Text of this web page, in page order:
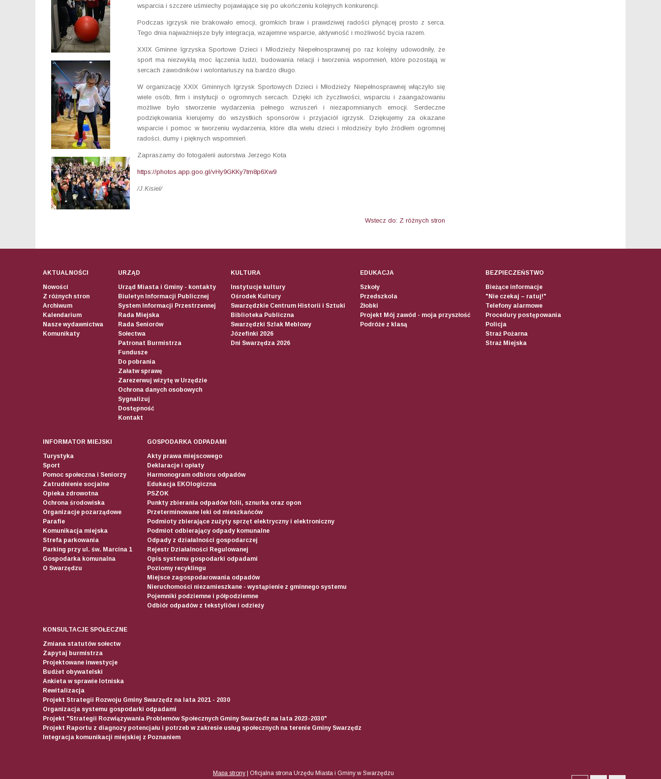
wsparcia i szczere uśmiechy pojawiające się po ukończeniu kolejnych konkurencji.
Podczas igrzysk nie brakowało emocji, gromkich braw i prawdziwej radości płynącej prosto z serca.
Tego dnia najważniejsze były integracja, wzajemne wsparcie, aktywność i możliwość bycia razem.
XXIX Gminne Igrzyska Sportowe Dzieci i Młodzieży Niepełnosprawnej po raz kolejny udowodniły, że
sport ma niezwykłą moc łączenia ludzi, budowania relacji i tworzenia wspomnień, które pozostają w
sercach zawodników i wolontariuszy na bardzo długo.
W organizację XXIX Gminnych Igrzysk Sportowych Dzieci i Młodzieży Niepełnosprawnej włączyło się
wiele osób, firm i instytucji o ogromnych sercach. Dzięki ich życzliwości, wsparciu i zaangażowaniu
możliwe było stworzenie wydarzenia pełnego wzruszeń i niezapomnianych emocji. Serdeczne
podziękowania kierujemy do wszystkich sponsorów i przyjaciół igrzysk. Dziękujemy za okazane
wsparcie i pomoc w tworzeniu wydarzenia, które dla wielu dzieci i młodzieży było źródłem ogromnej
radości, dumy i pięknych wspomnień.
Zapraszamy do fotogalerii autorstwa Jerzego Kota
https://photos.app.goo.gl/vHy9GKKy7tm8p6Xw9
/J.Kisiel/
Wstecz do: Z różnych stron
AKTUALNOŚCI
Nowości
Z różnych stron
Archiwum
Kalendarium
Nasze wydawnictwa
Komunikaty
URZĄD
Urząd Miasta i Gminy - kontakty
Biuletyn Informacji Publicznej
System Informacji Przestrzennej
Rada Miejska
Rada Seniorów
Sołectwa
Patronat Burmistrza
Fundusze
Do pobrania
Załatw sprawę
Zarezerwuj wizytę w Urzędzie
Ochrona danych osobowych
Sygnalizuj
Dostępność
Kontakt
KULTURA
Instytucje kultury
Ośrodek Kultury
Swarzędzkie Centrum Historii i Sztuki
Biblioteka Publiczna
Swarzędzki Szlak Meblowy
Józefinki 2026
Dni Swarzędza 2026
EDUKACJA
Szkoły
Przedszkola
Żłobki
Projekt Mój zawód - moja przyszłość
Podróże z klasą
BEZPIECZEŃSTWO
Bieżące informacje
"Nie czekaj – ratuj!"
Telefony alarmowe
Procedury postępowania
Policja
Straż Pożarna
Straż Miejska
INFORMATOR MIEJSKI
Turystyka
Sport
Pomoc społeczna i Seniorzy
Zatrudnienie socjalne
Opieka zdrowotna
Ochrona środowiska
Organizacje pozarządowe
Parafie
Komunikacja miejska
Strefa parkowania
Parking przy ul. św. Marcina 1
Gospodarka komunalna
O Swarzędzu
GOSPODARKA ODPADAMI
Akty prawa miejscowego
Deklaracje i opłaty
Harmonogram odbioru odpadów
Edukacja EKOlogiczna
PSZOK
Punkty zbierania odpadów folii, sznurka oraz opon
Przeterminowane leki od mieszkańców
Podmioty zbierające zużyty sprzęt elektryczny i elektroniczny
Podmiot odbierający odpady komunalne
Odpady z działalności gospodarczej
Rejestr Działalności Regulowanej
Opis systemu gospodarki odpadami
Poziomy recyklingu
Miejsce zagospodarowania odpadów
Nieruchomości niezamieszkane - wystąpienie z gminnego systemu
Pojemniki podziemne i półpodziemne
Odbiór odpadów z tekstyliów i odzieży
KONSULTACJE SPOŁECZNE
Zmiana statutów sołectw
Zapytaj burmistrza
Projektowane inwestycje
Budżet obywatelski
Ankieta w sprawie lotniska
Rewitalizacja
Projekt Strategii Rozwoju Gminy Swarzędz na lata 2021 - 2030
Organizacja systemu gospodarki odpadami
Projekt "Strategii Rozwiązywania Problemów Społecznych Gminy Swarzędz na lata 2023-2030"
Projekt Raportu z diagnozy potencjału i potrzeb w zakresie usług społecznych na terenie Gminy Swarzędz
Integracja komunikacji miejskiej z Poznaniem
Mapa strony | Oficjalna strona Urzędu Miasta i Gminy w Swarzędzu